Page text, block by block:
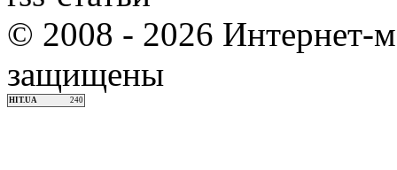
© 2008 - 2026 Интернет-
защищены
HIT.UA 240